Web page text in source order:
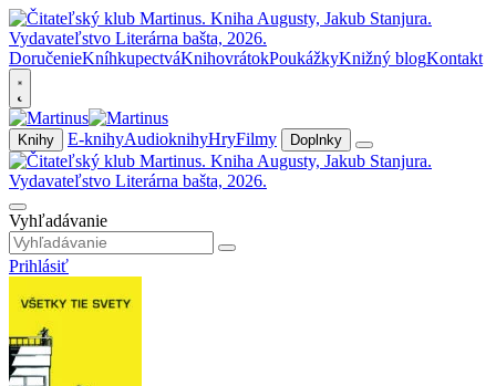
DoručenieKníhkupectváKnihovrátokPoukážkyKnižný blogKontakt
Knihy E-knihyAudioknihyHryFilmy Doplnky
Vyhľadávanie
Prihlásiť